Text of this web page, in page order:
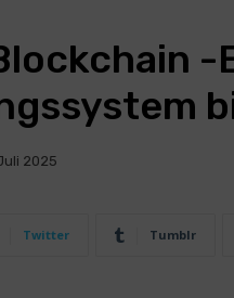
-
2025
Twitter Tumblr